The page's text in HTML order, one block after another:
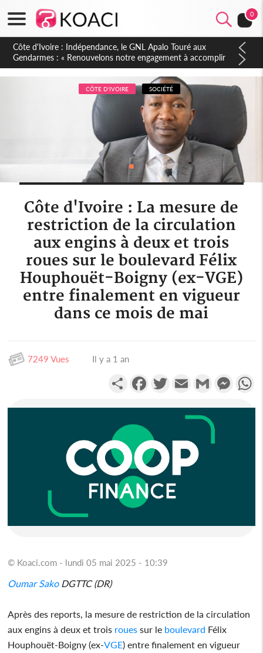
0
Sierra Leone : Un projet de réforme constitutionnelle en
gestation, points clés des amendements, un exclu d'avance
CÔTE D'IVOIRE SOCIÉTÉ
Côte d'Ivoire : La mesure de
restriction de la circulation
aux engins à deux et trois
roues sur le boulevard Félix
Houphouët-Boigny (ex-VGE)
entre finalement en vigueur
dans ce mois de mai
7249 Vues Il y a 1 an
PartagerFacebookTwitterEmail Gmail
© Koaci.com - lundi 05 mai 2025 - 10:39
Oumar SakoDGTTC (DR)
Après des reports, la mesure de restriction de la circulation
aux engins à deux et trois roues sur le boulevard Félix
Houphouët-Boigny (ex-VGE) entre finalement en vigueur